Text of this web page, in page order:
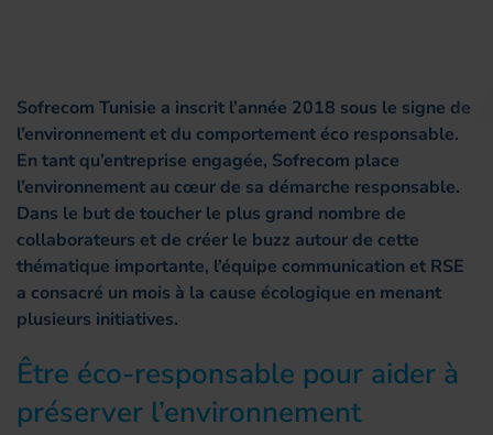
Sofrecom Tunisie a inscrit l’année 2018 sous le signe de
l’environnement et du comportement éco responsable.
En tant qu’entreprise engagée, Sofrecom place
l’environnement au cœur de sa démarche responsable.
Dans le but de toucher le plus grand nombre de
collaborateurs et de créer le buzz autour de cette
thématique importante, l’équipe communication et RSE
a consacré un mois à la cause écologique en menant
plusieurs initiatives.
Être éco-responsable pour aider à
préserver l’environnement